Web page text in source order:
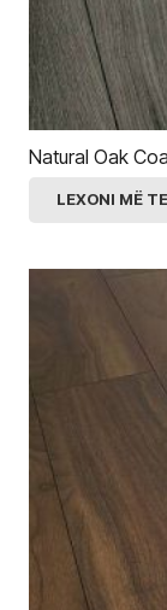
Natural Oak
LEXONI MË